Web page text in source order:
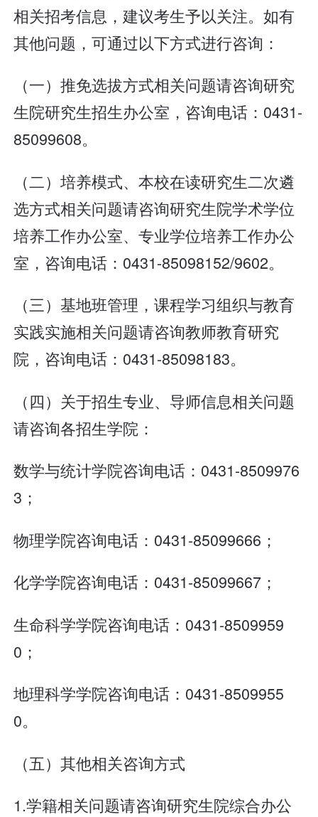
相关招考信息，建议考生予以关注。如有
其他问题，可通过以下方式进行咨询：
（一）推免选拔方式相关问题请咨询研究
生院研究生招生办公室，咨询电话：0431-
85099608。
（二）培养模式、本校在读研究生二次遴
选方式相关问题请咨询研究生院学术学位
培养工作办公室、专业学位培养工作办公
室，咨询电话：0431-85098152/9602。
（三）基地班管理，课程学习组织与教育
实践实施相关问题请咨询教师教育研究
院，咨询电话：0431-85098183。
（四）关于招生专业、导师信息相关问题
请咨询各招生学院：
数学与统计学院咨询电话：0431-8509976
3；
物理学院咨询电话：0431-85099666；
化学学院咨询电话：0431-85099667；
生命科学学院咨询电话：0431-8509959
0；
地理科学学院咨询电话：0431-8509955
0。
（五）其他相关咨询方式
1.学籍相关问题请咨询研究生院综合办公